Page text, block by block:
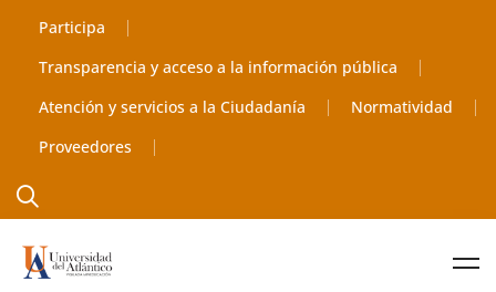
Participa
Transparencia y acceso a la información pública
Atención y servicios a la Ciudadanía
Normatividad
Proveedores